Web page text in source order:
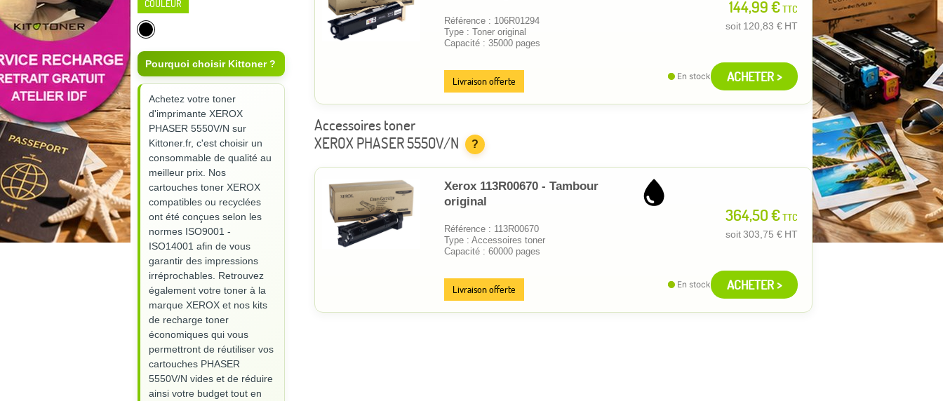
COULEUR
Pourquoi choisir Kittoner ?
Achetez votre toner
d'imprimante XEROX
PHASER 5550V/N sur
Kittoner.fr, c'est choisir un
consommable de qualité au
meilleur prix. Nos
cartouches toner XEROX
compatibles ou recyclées
ont été conçues selon les
normes ISO9001 -
ISO14001 afin de vous
garantir des impressions
irréprochables. Retrouvez
également votre toner à la
marque XEROX et nos kits
de recharge toner
économiques qui vous
permettront de réutiliser vos
cartouches PHASER
5550V/N vides et de réduire
ainsi votre budget tout en
Référence : 106R01294
Type : Toner original
Capacité : 35000 pages
144,99 €TTC
soit 120,83 € HT
Livraison offerte En stock ACHETER >
Accessoires toner
XEROX PHASER 5550V/N
?
Xerox 113R00670 - Tambour
original
Référence : 113R00670
Type : Accessoires toner
Capacité : 60000 pages
364,50 €TTC
soit303,75 € HT
Livraison offerte En stock ACHETER >